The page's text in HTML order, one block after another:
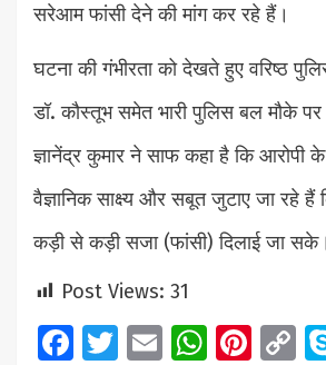
सरेआम फांसी देने की मांग कर रहे हैं।
घटना की गंभीरता को देखते हुए वरिष्ठ
डॉ. कौस्तूभ समेत भारी पुलिस बल मौके पर
ज्ञानेंद्र कुमार ने साफ कहा है कि आरोपी
वैज्ञानिक साक्ष्य और सबूत जुटाए जा रहे
कड़ी से कड़ी सजा (फांसी) दिलाई जा सके।
Post Views: 31
Facebook
Twitter
Email